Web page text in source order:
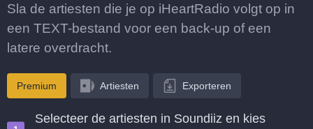
Sla de artiesten die je op iHeartRadio volgt op in
een TEXT-bestand voor een back-up of een
latere overdracht.
Premium Artiesten Exporteren
Selecteer de artiesten in Soundiiz en kies